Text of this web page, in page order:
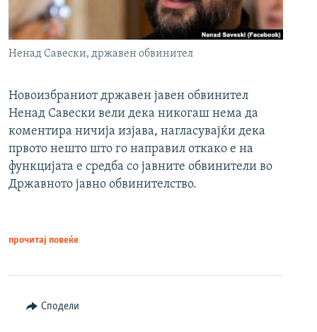
Ненад Савески, државен обвинител
Новоизбраниот државен јавен обвинител
Ненад Савески вели дека никогаш нема да
коментира ничија изјава, нагласувајќи дека
првото нешто што го направил откако е на
функцијата е средба со јавните обвинители во
Државното јавно обвинителство.
прочитај повеќе
Сподели